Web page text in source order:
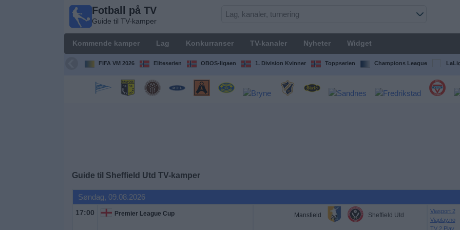
Fotball på TV
Guide til TV-kamper
Kommende kamper Lag Konkurranser TV-kanaler Nyheter Widget
FIFA VM 2026 Eliteserien OBOS-ligaen 1. Division Kvinner Toppserien Champions League
Guide til Sheffield Utd TV-kamper
Søndag, 09.08.2026
17:00 Premier League Cup Mansfield Sheffield Utd
Viasport 2
Viaplay.no
TV 2 Play